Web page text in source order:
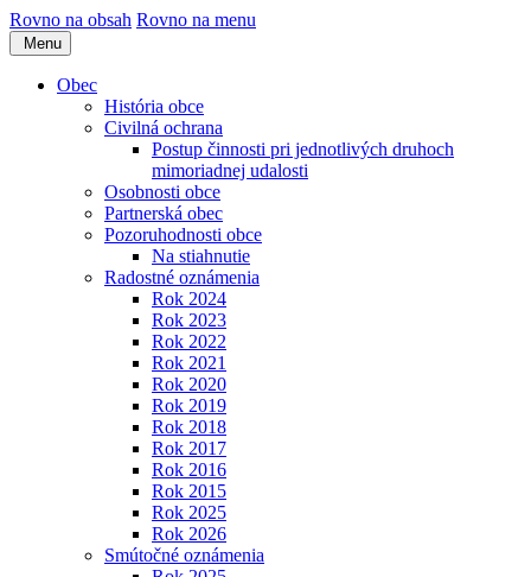
Rovno na obsah Rovno na menu
Menu
Obec
História obce
Civilná ochrana
Postup činnosti pri jednotlivých druhoch
mimoriadnej udalosti
Osobnosti obce
Partnerská obec
Pozoruhodnosti obce
Na stiahnutie
Radostné oznámenia
Rok 2024
Rok 2023
Rok 2022
Rok 2021
Rok 2020
Rok 2019
Rok 2018
Rok 2017
Rok 2016
Rok 2015
Rok 2025
Rok 2026
Smútočné oznámenia